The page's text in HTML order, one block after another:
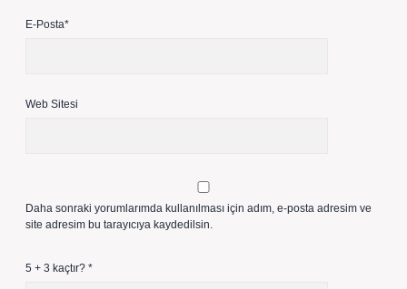
E-Posta*
Web Sitesi
Daha sonraki yorumlarımda kullanılması için adım, e-posta adresim ve
site adresim bu tarayıcıya kaydedilsin.
5 + 3 kaçtır? *